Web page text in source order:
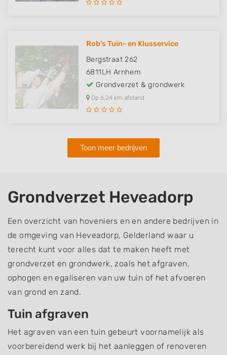
Rob's Tuin- en Klusservice
Bergstraat 262
6811LH Arnhem
Grondverzet & grondwerk
Op 6,24 km afstand
Toon meer bedrijven
Grondverzet Heveadorp
Een overzicht van hoveniers en en andere bedrijven in
de omgeving van Heveadorp, Gelderland waar u
terecht kunt voor alles dat te maken heeft met
grondverzet en grondwerk, zoals het afgraven,
ophogen en egaliseren van uw tuin of het afvoeren
van grond en zand.
Tuin afgraven
Het agraven van een tuin gebeurt voornamelijk als
voorbereidend werk bij het aanleggen of renoveren